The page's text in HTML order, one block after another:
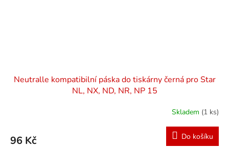
Neutralle kompatibilní páska do tiskárny černá pro Star
NL, NX, ND, NR, NP 15
Skladem (1 ks)
96 Kč Do košíku